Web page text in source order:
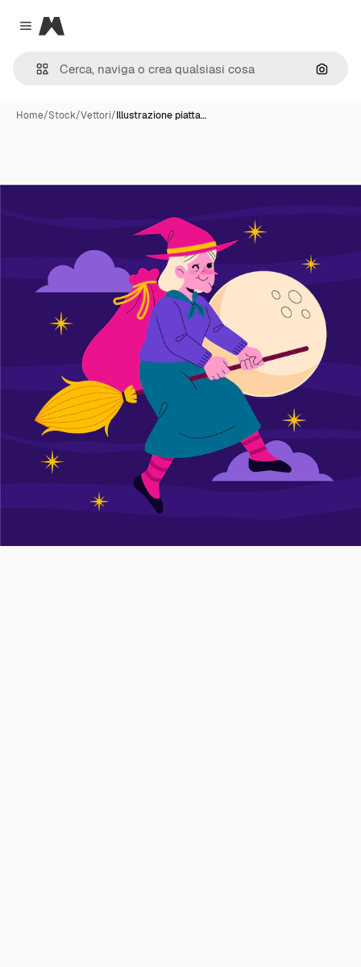
Close menu
Magnific
Cerca
Home/Stock/Vettori/Illustrazione piatta…